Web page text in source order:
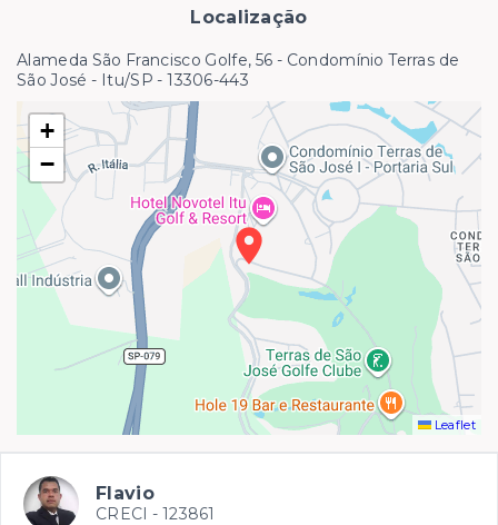
Localização
Alameda São Francisco Golfe, 56 - Condomínio Terras de
São José - Itu/SP - 13306-443
+
−
Leaflet
Flavio
CRECI - 123861